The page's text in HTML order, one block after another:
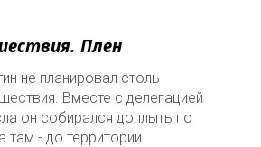
Плен
не планировал столь
Вместе с делегацией
он собирался доплыть по
там - до территории